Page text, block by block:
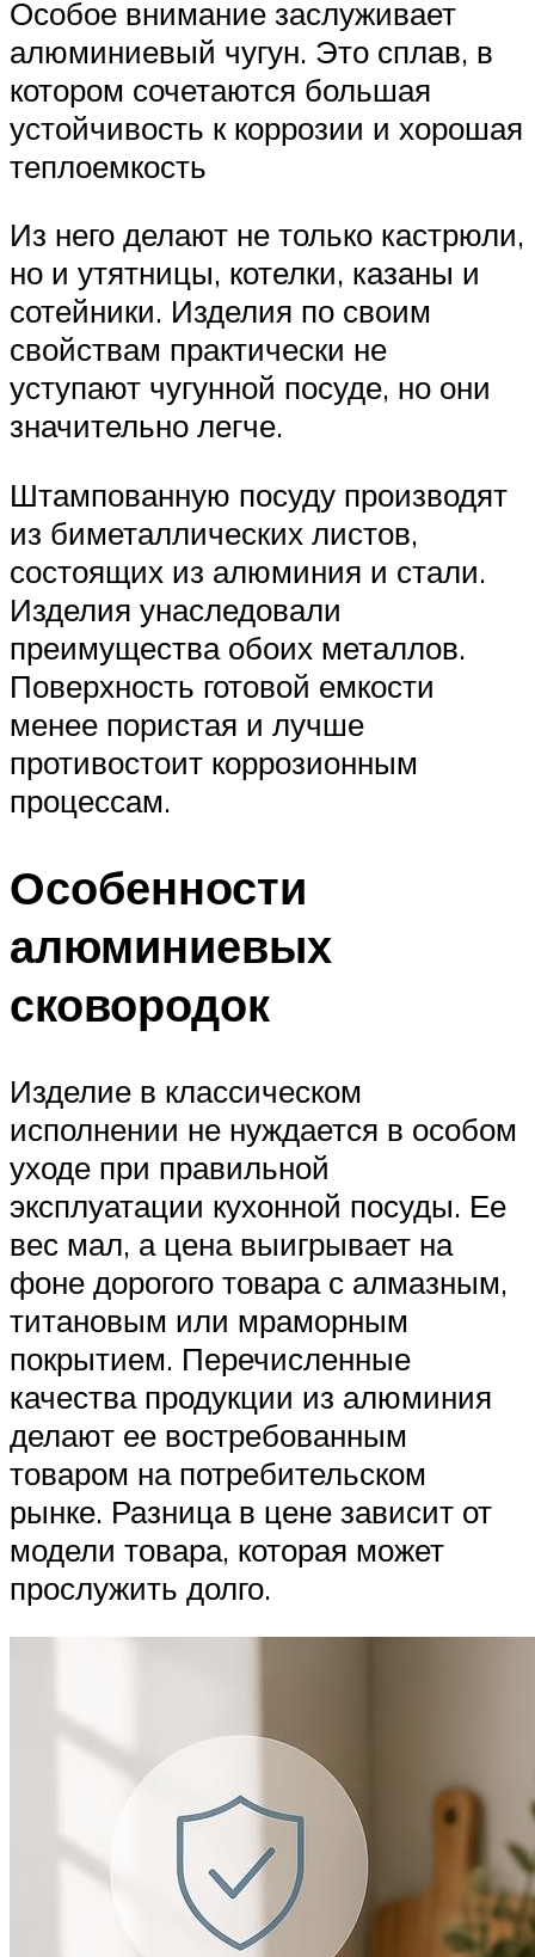
Особое внимание заслуживает
алюминиевый чугун. Это сплав, в
котором сочетаются большая
устойчивость к коррозии и хорошая
теплоемкость
Из него делают не только кастрюли,
но и утятницы, котелки, казаны и
сотейники. Изделия по своим
свойствам практически не
уступают чугунной посуде, но они
значительно легче.
Штампованную посуду производят
из биметаллических листов,
состоящих из алюминия и стали.
Изделия унаследовали
преимущества обоих металлов.
Поверхность готовой емкости
менее пористая и лучше
противостоит коррозионным
процессам.
Особенности
алюминиевых
сковородок
Изделие в классическом
исполнении не нуждается в особом
уходе при правильной
эксплуатации кухонной посуды. Ее
вес мал, а цена выигрывает на
фоне дорогого товара с алмазным,
титановым или мраморным
покрытием. Перечисленные
качества продукции из алюминия
делают ее востребованным
товаром на потребительском
рынке. Разница в цене зависит от
модели товара, которая может
прослужить долго.